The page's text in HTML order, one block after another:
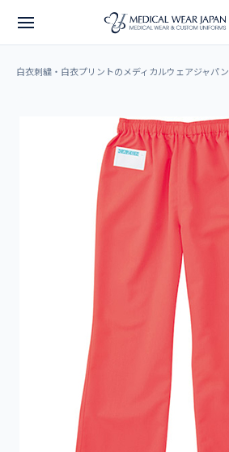
白衣刺繍・白衣プリントのメディカルウェアジャパン